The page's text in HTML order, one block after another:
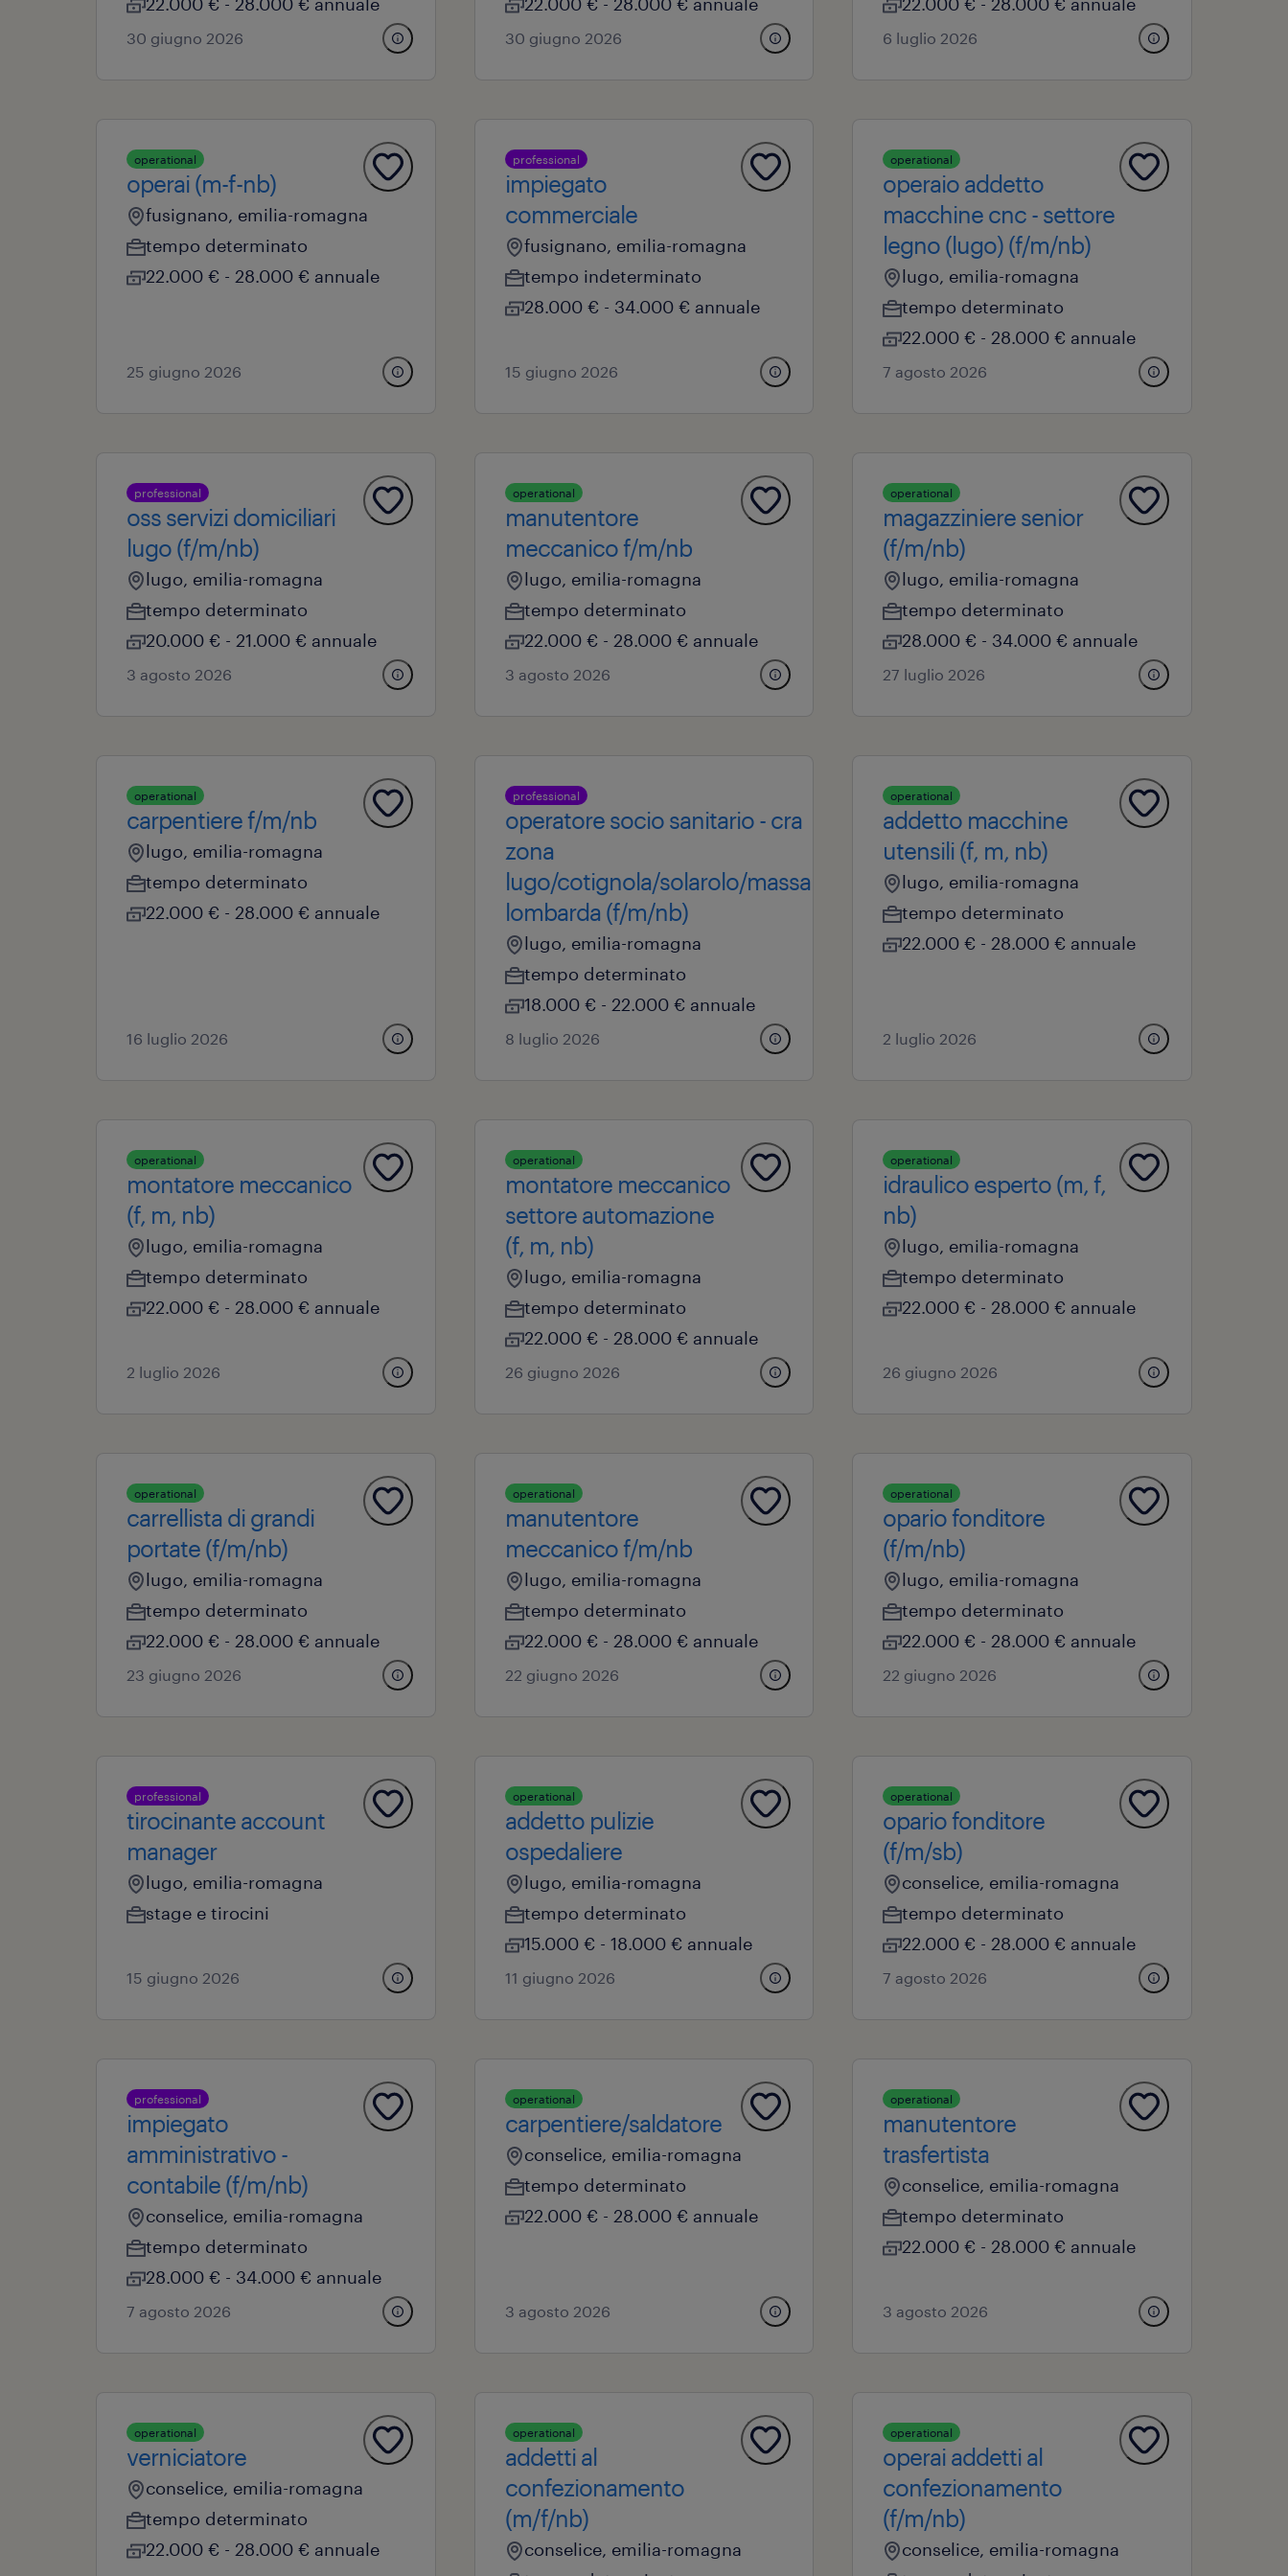
30 giugno 2026 30 giugno 2026 6 luglio 2026
operational
operai (m-f-nb)
fusignano, emilia-romagna
tempo determinato
22.000 € - 28.000 € annuale
25 giugno 2026
professional
impiegato
commerciale
fusignano, emilia-romagna
tempo indeterminato
28.000 € - 34.000 € annuale
15 giugno 2026
operational
operaio addetto
macchine cnc - settore
legno (lugo) (f/m/nb)
lugo, emilia-romagna
tempo determinato
22.000 € - 28.000 € annuale
7 agosto 2026
professional
oss servizi domiciliari
lugo (f/m/nb)
lugo, emilia-romagna
tempo determinato
20.000 € - 21.000 € annuale
3 agosto 2026
operational
manutentore
meccanico f/m/nb
lugo, emilia-romagna
tempo determinato
22.000 € - 28.000 € annuale
3 agosto 2026
operational
magazziniere senior
(f/m/nb)
lugo, emilia-romagna
tempo determinato
28.000 € - 34.000 € annuale
27 luglio 2026
operational
carpentiere f/m/nb
lugo, emilia-romagna
tempo determinato
22.000 € - 28.000 € annuale
16 luglio 2026
professional
operatore socio sanitario - cra
zona
lugo/cotignola/solarolo/massa
lombarda (f/m/nb)
lugo, emilia-romagna
tempo determinato
18.000 € - 22.000 € annuale
8 luglio 2026
operational
addetto macchine
utensili (f, m, nb)
lugo, emilia-romagna
tempo determinato
22.000 € - 28.000 € annuale
2 luglio 2026
operational
montatore meccanico
(f, m, nb)
lugo, emilia-romagna
tempo determinato
22.000 € - 28.000 € annuale
2 luglio 2026
operational
montatore meccanico
settore automazione
(f, m, nb)
lugo, emilia-romagna
tempo determinato
22.000 € - 28.000 € annuale
26 giugno 2026
operational
idraulico esperto (m, f,
nb)
lugo, emilia-romagna
tempo determinato
22.000 € - 28.000 € annuale
26 giugno 2026
operational
carrellista di grandi
portate (f/m/nb)
lugo, emilia-romagna
tempo determinato
22.000 € - 28.000 € annuale
23 giugno 2026
operational
manutentore
meccanico f/m/nb
lugo, emilia-romagna
tempo determinato
22.000 € - 28.000 € annuale
22 giugno 2026
operational
opario fonditore
(f/m/nb)
lugo, emilia-romagna
tempo determinato
22.000 € - 28.000 € annuale
22 giugno 2026
professional
tirocinante account
manager
lugo, emilia-romagna
stage e tirocini
15 giugno 2026
operational
addetto pulizie
ospedaliere
lugo, emilia-romagna
tempo determinato
15.000 € - 18.000 € annuale
11 giugno 2026
operational
opario fonditore
(f/m/sb)
conselice, emilia-romagna
tempo determinato
22.000 € - 28.000 € annuale
7 agosto 2026
professional
impiegato
amministrativo -
contabile (f/m/nb)
conselice, emilia-romagna
tempo determinato
28.000 € - 34.000 € annuale
7 agosto 2026
operational
carpentiere/saldatore
conselice, emilia-romagna
tempo determinato
22.000 € - 28.000 € annuale
3 agosto 2026
operational
manutentore
trasfertista
conselice, emilia-romagna
tempo determinato
22.000 € - 28.000 € annuale
3 agosto 2026
operational
verniciatore
conselice, emilia-romagna
tempo determinato
22.000 € - 28.000 € annuale
operational
addetti al
confezionamento
(m/f/nb)
conselice, emilia-romagna
operational
operai addetti al
confezionamento
(f/m/nb)
conselice, emilia-romagna